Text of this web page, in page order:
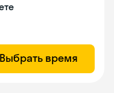
Выбрать время